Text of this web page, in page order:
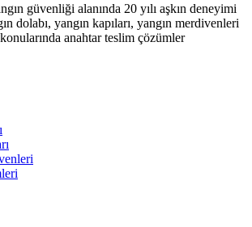
güvenliği alanında 20 yılı aşkın deneyimi
dolabı, yangın kapıları, yangın merdivenleri
anahtar teslim çözümler